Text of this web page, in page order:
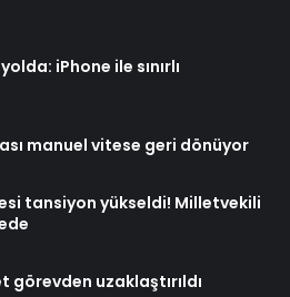
iPhone ile sınırlı
manuel vitese geri dönüyor
tansiyon yükseldi! Milletvekili
görevden uzaklaştırıldı